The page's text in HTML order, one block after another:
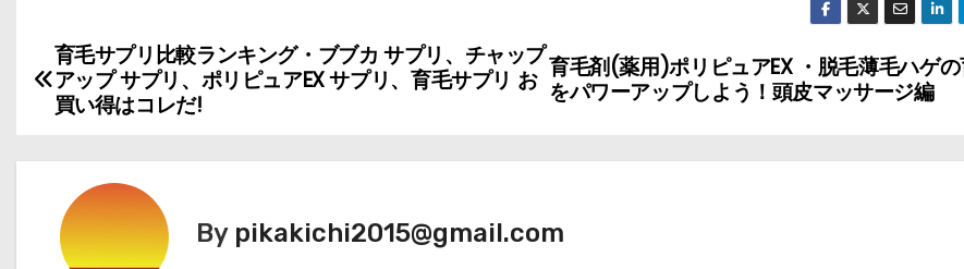
投
稿
ナ
ビ
ゲ
育毛剤(薬用)ポリピュアEX ・脱毛薄毛ハゲ
をパワーアップしよう！頭皮マッサージ編
育毛サプリ比較ランキング・ブブカ サプリ、チャップ
アップ サプリ、ポリピュアEX サプリ、育毛サプリ お
買い得はコレだ!
By pikakichi2015@gmail.com